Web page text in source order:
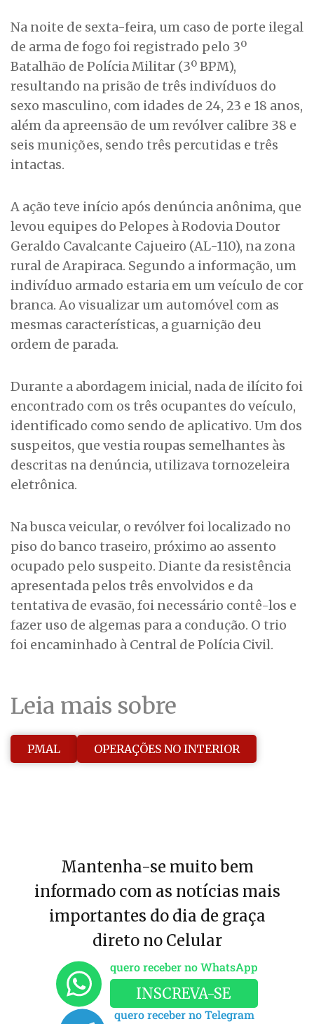
Na noite de sexta-feira, um caso de porte ilegal
de arma de fogo foi registrado pelo 3º
Batalhão de Polícia Militar (3º BPM),
resultando na prisão de três indivíduos do
sexo masculino, com idades de 24, 23 e 18 anos,
além da apreensão de um revólver calibre 38 e
seis munições, sendo três percutidas e três
intactas.
A ação teve início após denúncia anônima, que
levou equipes do Pelopes à Rodovia Doutor
Geraldo Cavalcante Cajueiro (AL-110), na zona
rural de Arapiraca. Segundo a informação, um
indivíduo armado estaria em um veículo de cor
branca. Ao visualizar um automóvel com as
mesmas características, a guarnição deu
ordem de parada.
Durante a abordagem inicial, nada de ilícito foi
encontrado com os três ocupantes do veículo,
identificado como sendo de aplicativo. Um dos
suspeitos, que vestia roupas semelhantes às
descritas na denúncia, utilizava tornozeleira
eletrônica.
Na busca veicular, o revólver foi localizado no
piso do banco traseiro, próximo ao assento
ocupado pelo suspeito. Diante da resistência
apresentada pelos três envolvidos e da
tentativa de evasão, foi necessário contê-los e
fazer uso de algemas para a condução. O trio
foi encaminhado à Central de Polícia Civil.
Leia mais sobre
PMAL OPERAÇÕES NO INTERIOR
Mantenha-se muito bem
informado com as notícias mais
importantes do dia de graça
direto no Celular
quero receber no WhatsApp
INSCREVA-SE
quero receber no Telegram